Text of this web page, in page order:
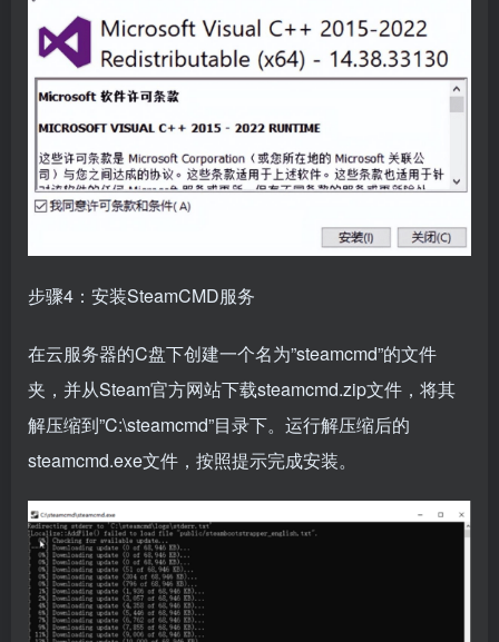
步骤4：安装SteamCMD服务
在云服务器的C盘下创建一个名为”steamcmd”的文件
夹，并从Steam官方网站下载steamcmd.zip文件，将其
解压缩到”C:\steamcmd”目录下。运行解压缩后的
steamcmd.exe文件，按照提示完成安装。